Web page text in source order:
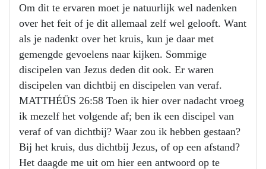
Om dit te ervaren moet je natuurlijk wel nadenken
over het feit of je dit allemaal zelf wel gelooft. Want
als je nadenkt over het kruis, kun je daar met
gemengde gevoelens naar kijken. Sommige
discipelen van Jezus deden dit ook. Er waren
discipelen van dichtbij en discipelen van veraf.
MATTHÉÜS 26:58 Toen ik hier over nadacht vroeg
ik mezelf het volgende af; ben ik een discipel van
veraf of van dichtbij? Waar zou ik hebben gestaan?
Bij het kruis, dus dichtbij Jezus, of op een afstand?
Het daagde me uit om hier een antwoord op te